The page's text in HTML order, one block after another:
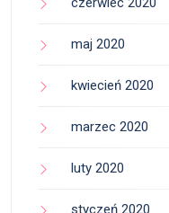
maj 2020
kwiecień 2020
marzec 2020
luty 2020
styczeń 2020